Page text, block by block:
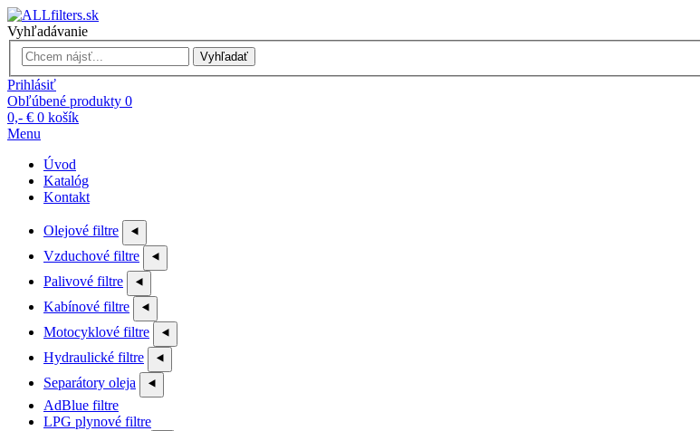
Vyhľadávanie
Vyhľadať
Prihlásiť
Obľúbené produkty 0
0,- € 0 košík
Menu
Úvod
Katalóg
Kontakt
Olejové filtre ⯇
Vzduchové filtre ⯇
Palivové filtre ⯇
Kabínové filtre ⯇
Motocyklové filtre ⯇
Hydraulické filtre ⯇
Separátory oleja ⯇
AdBlue filtre
LPG plynové filtre